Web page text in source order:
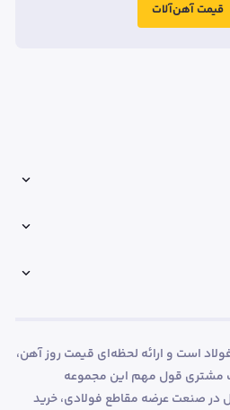
قیمت آهن‌آلات
است و ارائه لحظه‌ای قیمت روز آهن،
مشتری قول مهم این مجموعه
در صنعت عرضه مقاطع فولادی، خرید